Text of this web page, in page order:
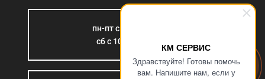
КМ СЕРВИС
Здравствуйте! Готовы помочь
вам. Напишите нам, если у
пн-пт с 9:00 до 18:00
сб с 10:00 до 15:00